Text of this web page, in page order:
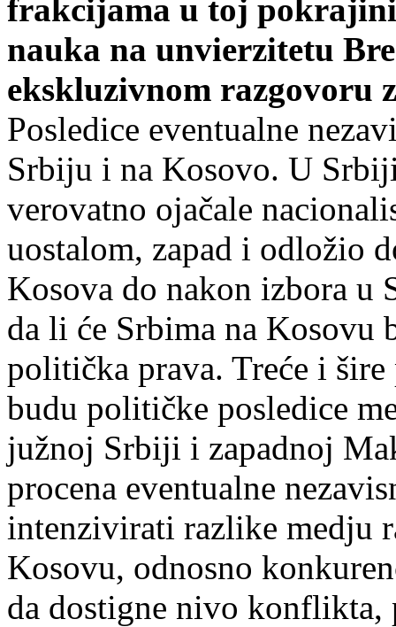
frakcijama u toj
nauka na unvierzitetu
ekskluzivnom razgovoru
Posledice eventualne
Srbiju i na Kosovo. U
verovatno ojačale
uostalom, zapad i odložio
Kosova do nakon izbora u
da li će Srbima na Kosovu
politička prava. Treće i
budu političke posledice
južnoj Srbiji i zapadnoj
procena eventualne
intenzivirati razlike medju
Kosovu, odnosno
da dostigne nivo konflikta,